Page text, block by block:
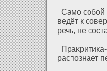
Само собοй
ведёт к
речь, не
распознает